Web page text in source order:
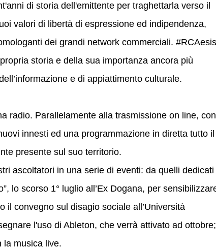
di storia dell'emittente per traghettarla verso il
valori di libertà di espressione ed indipendenza,
dei grandi network commerciali.
storia e della sua importanza ancora più
e di appiattimento culturale.
radio. Parallelamente alla trasmissione on line, con
innesti ed una programmazione in diretta tutto il
presente sul suo territorio.
ascoltatori in una serie di eventi: da quelli dedicati
lo scorso 1° luglio all’Ex Dogana, per
il convegno sul disagio sociale all’Università
l'uso di Ableton, che verrà attivato ad ottobre;
la musica live.